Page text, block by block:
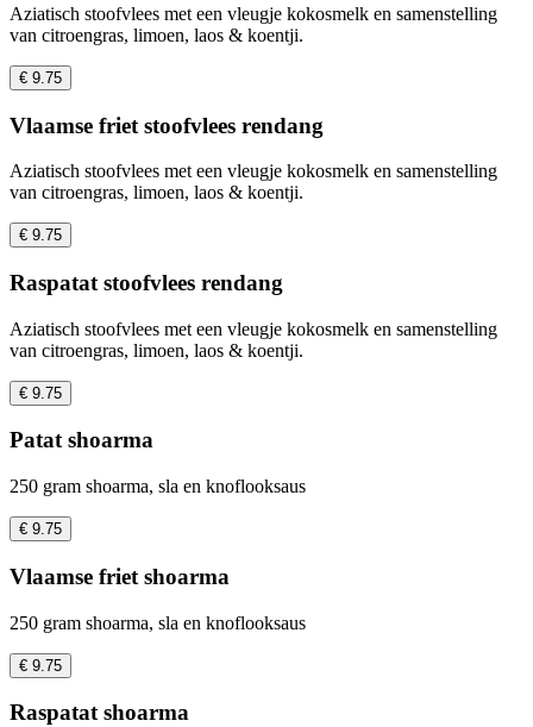
Aziatisch stoofvlees met een vleugje kokosmelk en samenstelling
van citroengras, limoen, laos & koentji.
€ 9.75
Vlaamse friet stoofvlees rendang
Aziatisch stoofvlees met een vleugje kokosmelk en samenstelling
van citroengras, limoen, laos & koentji.
€ 9.75
Raspatat stoofvlees rendang
Aziatisch stoofvlees met een vleugje kokosmelk en samenstelling
van citroengras, limoen, laos & koentji.
€ 9.75
Patat shoarma
250 gram shoarma, sla en knoflooksaus
€ 9.75
Vlaamse friet shoarma
250 gram shoarma, sla en knoflooksaus
€ 9.75
Raspatat shoarma